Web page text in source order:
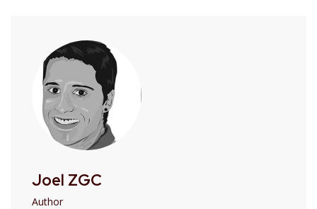
Joel ZGC
Author